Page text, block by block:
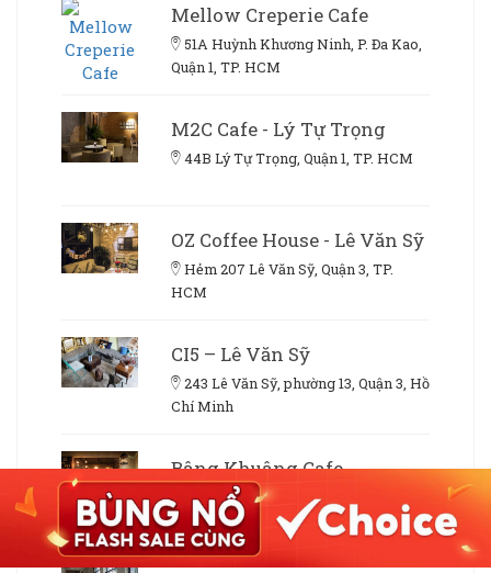
Mellow Creperie Cafe
51A Huỳnh Khương Ninh, P. Đa Kao,
Quận 1, TP. HCM
M2C Cafe - Lý Tự Trọng
44B Lý Tự Trọng, Quận 1, TP. HCM
OZ Coffee House - Lê Văn Sỹ
Hẻm 207 Lê Văn Sỹ, Quận 3, TP.
HCM
CI5 – Lê Văn Sỹ
243 Lê Văn Sỹ, phường 13, Quận 3, Hồ
Chí Minh
Bâng Khuâng Cafe
Lầu 2 Chung cư 9 Thái Văn Lung, Q.1,
Hồ Chí Minh